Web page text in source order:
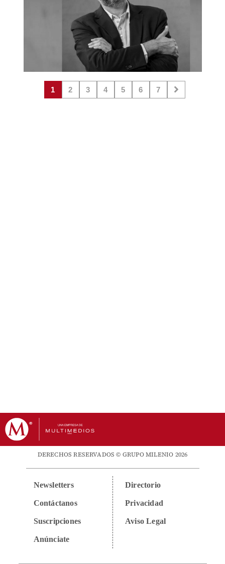
1 2 3 4 5 6 7
DERECHOS RESERVADOS © GRUPO MILENIO 2026
Newsletters
Contáctanos
Suscripciones
Anúnciate
Directorio
Privacidad
Aviso Legal